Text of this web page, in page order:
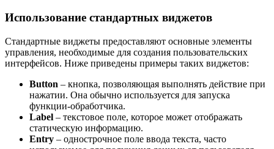
Использование стандартных виджетов
Стандартные виджеты предоставляют основные элементы
управления, необходимые для создания пользовательских
интерфейсов. Ниже приведены примеры таких виджетов:
Button – кнопка, позволяющая выполнять действие при
нажатии. Она обычно используется для запуска
функции-обработчика.
Label – текстовое поле, которое может отображать
статическую информацию.
Entry – однострочное поле ввода текста, часто